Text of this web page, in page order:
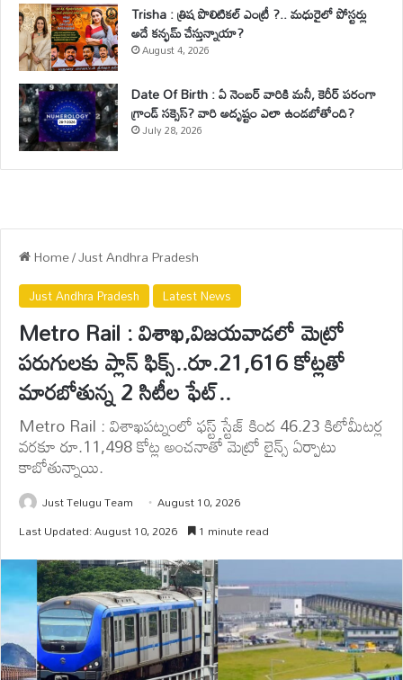
Trisha : త్రిష పొలిటికల్ ఎంట్రీ ?.. మధురైలో పోస్టర్లు
అదే కన్ఫమ్ చేస్తున్నాయా?
August 4, 2026
Date Of Birth : ఏ నెంబర్ వారికి మనీ, కెరీర్ పరంగా
గ్రాండ్ సక్సెస్? వారి అదృష్టం ఎలా ఉండబోతోంది?
July 28, 2026